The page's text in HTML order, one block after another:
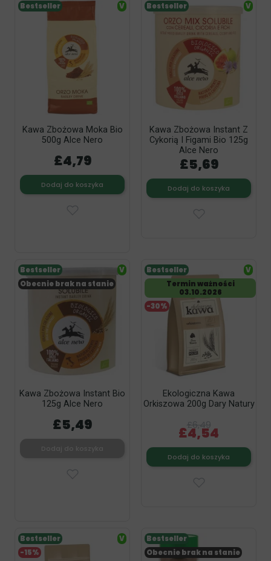
Kawa Zbożowa Moka Bio
500g Alce Nero
£4,79
Dodaj do koszyka
Bestseller V
Kawa Zbożowa Instant Z
Cykorią I Figami Bio 125g
Alce Nero
£5,69
Dodaj do koszyka
Bestseller V
Kawa Zbożowa Instant Bio
125g Alce Nero
£5,49
Obecnie brak na stanie
Bestseller V
Ekologiczna Kawa
Orkiszowa 200g Dary Natury
£4,54
Dodaj do koszyka
-30%
Bestseller
Termin ważności
03.10.2026
V
-15%
Bestseller
V
Obecnie brak na stanie
Bestseller